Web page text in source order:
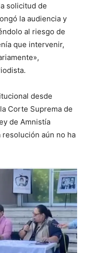
solicitud de
la audiencia y
al riesgo de
que intervenir,
desde
Corte Suprema de
de Amnistía
aún no ha